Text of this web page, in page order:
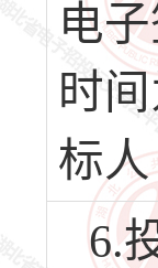
电
时
标
6.